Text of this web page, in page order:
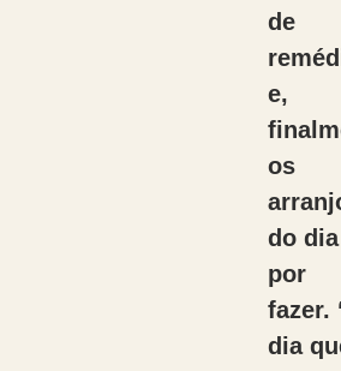
de
e,
os
do dia
por
fazer.
dia